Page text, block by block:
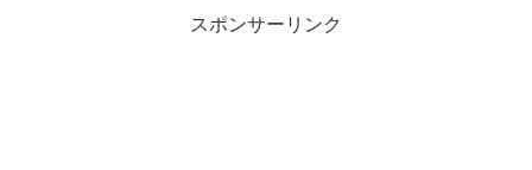
スポンサーリンク